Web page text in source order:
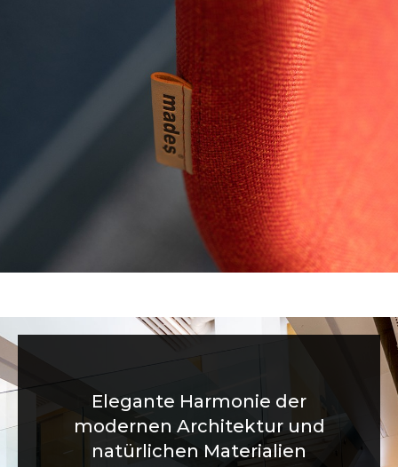
Innovative Lösungen für
moderne und funktionale
Bereiche
Elegante Harmonie der
modernen Architektur und
natürlichen Materialien
Funktionelle Lösungen für
moderne Ämter